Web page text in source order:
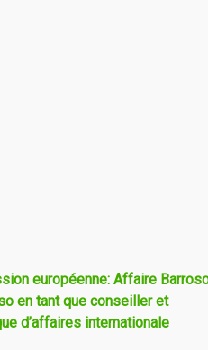
européenne: Affaire
en tant que conseiller et
d’affaires internationale